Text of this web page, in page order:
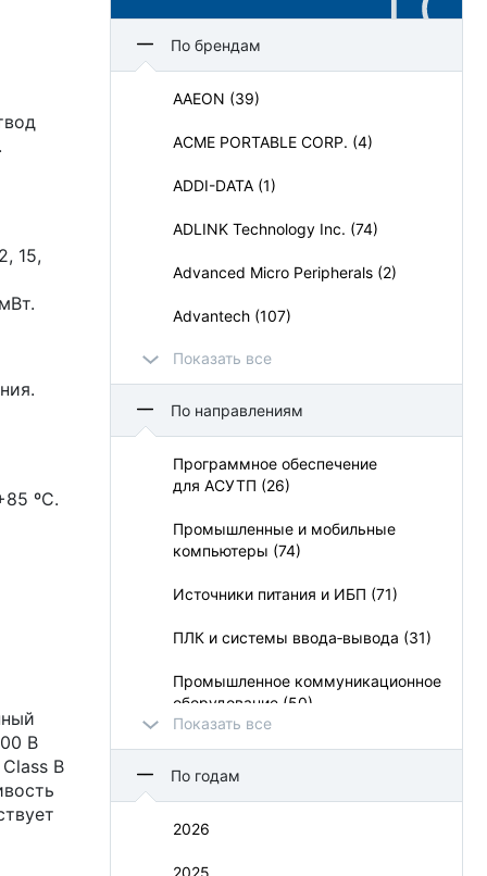
15,
ºC.
В
B
По брендам
AAEON (39)
ACME PORTABLE CORP. (4)
ADDI-DATA (1)
ADLINK Technology Inc. (74)
Advanced Micro Peripherals (2)
Advantech (107)
AdvantiX (64)
Aetina Corporation (5)
APC (3)
APLEX (14)
CyberPower Systems (13)
Dataforth (8)
Duagon (1)
Показать все
По направлениям
Программное обеспечение
для АСУТП (26)
Промышленные и мобильные
компьютеры (74)
Источники питания и ИБП (71)
ПЛК и системы ввода‑вывода (31)
Промышленное коммуникационное
оборудование (50)
УСО и взрывозащита (11)
Визуализация и операторский
Показать все
По годам
2026
2025